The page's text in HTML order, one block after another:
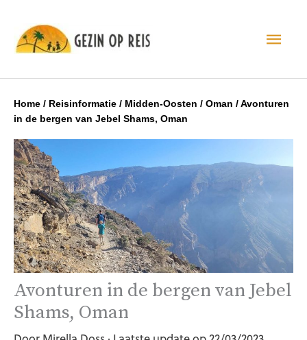
Home / Reisinformatie / Midden-Oosten / Oman / Avonturen
in de bergen van Jebel Shams, Oman
Avonturen in de bergen van Jebel
Shams, Oman